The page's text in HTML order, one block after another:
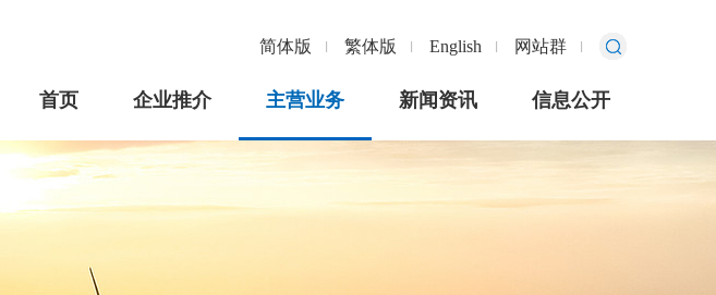
简体版 繁体版 English 网站群
首页 企业推介 主营业务 新闻资讯 信息公开